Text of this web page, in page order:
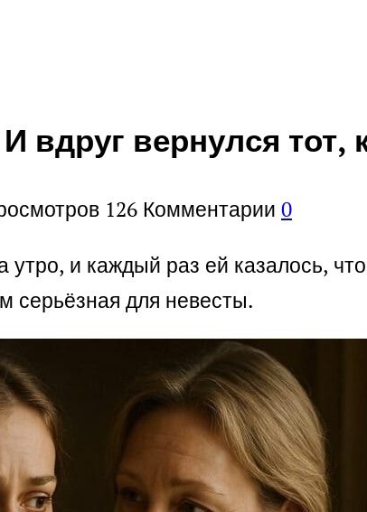
вдруг вернулся тот,
126 Комментарии 0
и каждый раз ей казалось,
для невесты.